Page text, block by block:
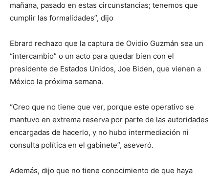
mañana, pasado en estas circunstancias; tenemos que
cumplir las formalidades”, dijo
Ebrard rechazo que la captura de Ovidio Guzmán sea un
“intercambio” o un acto para quedar bien con el
presidente de Estados Unidos, Joe Biden, que vienen a
México la próxima semana.
“Creo que no tiene que ver, porque este operativo se
mantuvo en extrema reserva por parte de las autoridades
encargadas de hacerlo, y no hubo intermediación ni
consulta política en el gabinete”, aseveró.
Además, dijo que no tiene conocimiento de que haya